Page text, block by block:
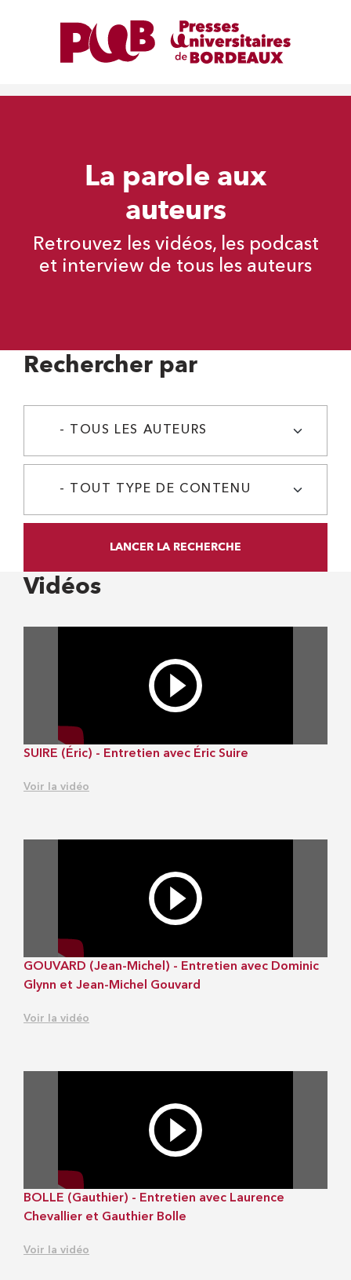
La parole aux
auteurs
Retrouvez les vidéos, les podcast
et interview de tous les auteurs
Rechercher par
LANCER LA RECHERCHE
Vidéos
SUIRE (Éric) - Entretien avec Éric Suire
Voir la vidéo
GOUVARD (Jean-Michel) - Entretien avec Dominic
Glynn et Jean-Michel Gouvard
Voir la vidéo
BOLLE (Gauthier) - Entretien avec Laurence
Chevallier et Gauthier Bolle
Voir la vidéo